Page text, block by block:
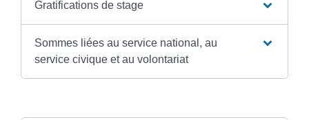
Gratifications de stage
Sommes liées au service national, au
service civique et au volontariat